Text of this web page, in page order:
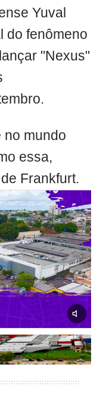
Yuval
do fenômeno
"Nexus"
no mundo
essa,
Frankfurt.